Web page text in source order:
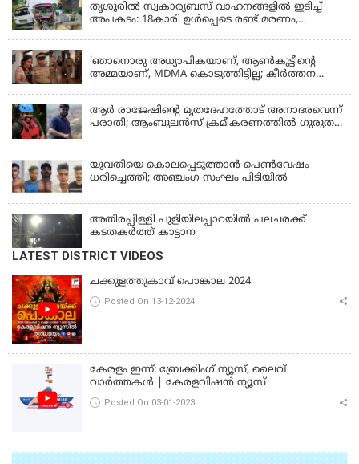
തൃശൂരിൽ സ്വകാര്യബസ് വാഹനങ്ങളില്‍ ഇടിച്ച്
അപകടം: 18കാരി ഉൾപ്പെടെ രണ്ട് മരണം,
'ഞാനൊരു അധ്യാപികയാണ്, ആണ്‍കുട്ടീന്റെ
അമ്മയാണ്‌, MDMA കൊടുത്തിട്ടില്ല; കീർത്തന
ആര്‍ രാജേഷിന്റെ മൃതദേഹത്തോട് അനാദരവെന്ന്
പരാതി; ആംബുലന്‍സ് ക്രമീകരണത്തില്‍ ഗുരുതര
ഫ്രീസര്‍ സംവിധാനം ഇല്ലാതെയെന്നും ആരോപണം
യുവതിയെ കൊലപ്പെടുത്താൻ പെൺവേഷം
ധരിച്ചെത്തി; അഞ്ചംഗ സംഘം പിടിയിൽ
അതിരപ്പിള്ളി പുളിയിലപ്പാറയിൽ പലചരക്ക്
കടതകർത്ത് കാട്ടാന
LATEST DISTRICT VIDEOS
ചക്കുളത്തുകാവ് പൊങ്കാല 2024
Posted On 13-12-2024
കേരളം ഇന്ന്: ബ്രേക്കിംഗ് ന്യൂസ്, ലൈവ്
വാർത്തകൾ | കേരളവിഷൻ ന്യൂസ്
Posted On 03-01-2023